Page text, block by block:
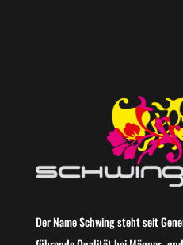
Der Name Schwing steht seit